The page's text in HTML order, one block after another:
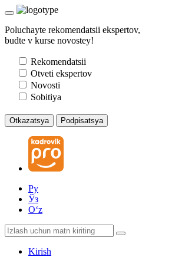
Poluchayte rekomendatsii ekspertov,
budte v kurse novostey!
Rekomendatsii
Otveti ekspertov
Novosti
Sobitiya
Otkazatsya Podpisatsya
Ру
Ўз
Oʻz
Kirish